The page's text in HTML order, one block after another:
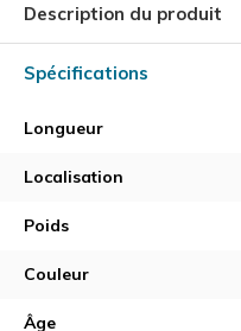
Description du produit
Spécifications
Longueur
Localisation
Poids
Couleur
Âge